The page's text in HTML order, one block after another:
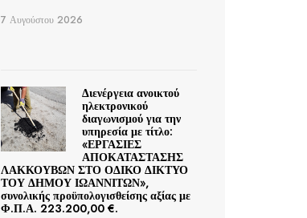
7 Αυγούστου 2026
Διενέργεια ανοικτού
ηλεκτρονικού
διαγωνισμού για την
υπηρεσία με τίτλο:
«ΕΡΓΑΣΙΕΣ
ΑΠΟΚΑΤΑΣΤΑΣΗΣ
ΛΑΚΚΟΥΒΩΝ ΣΤΟ ΟΔΙΚΟ ΔΙΚΤΥΟ
ΤΟΥ ΔΗΜΟΥ ΙΩΑΝΝΙΤΩΝ»,
συνολικής προϋπολογισθείσης αξίας με
Φ.Π.Α. 223.200,00 €.